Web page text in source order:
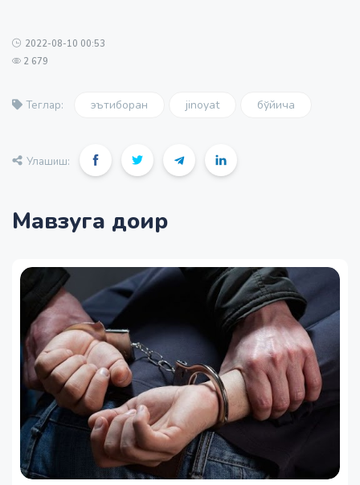
2022-08-10 00:53
2 679
Теглар: эътиборан jinoyat бўйича
Улашиш:
Мавзуга доир